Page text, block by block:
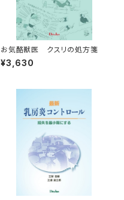
お気酪獣医 クスリの処方箋
¥3,630